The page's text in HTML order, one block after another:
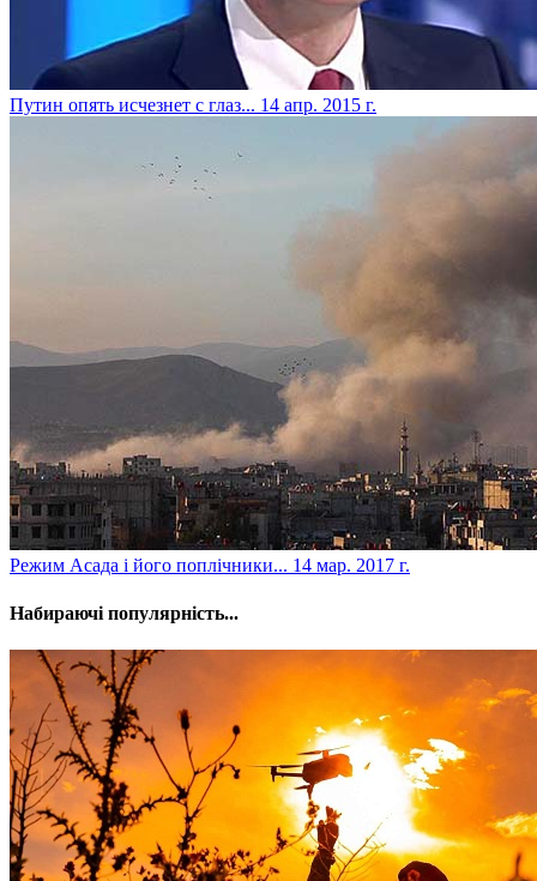
Путин опять исчезнет с глаз... 14 апр. 2015 г.
​Режим Асада і його поплічники... 14 мар. 2017 г.
Набираючі популярність...